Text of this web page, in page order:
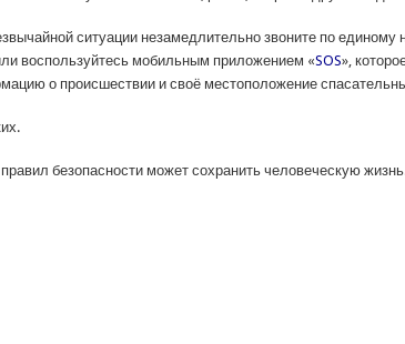
ситуации незамедлительно звоните по единому
воспользуйтесь мобильным приложением «SOS»,
о происшествии и своё местоположение
безопасности может сохранить человеческую